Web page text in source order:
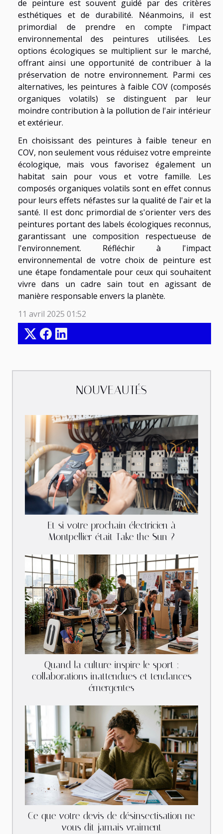
NOUVEAUTÉS
Et si votre prochain électricien à
Montpellier était Take the Sun ?
Quand la culture inspire le sport :
collaborations inattendues et tendances
émergentes
Ce que votre devis de désinsectisation ne
vous dit jamais vraiment
de peinture est souvent guidé par des critères
esthétiques et de durabilité. Néanmoins, il est
primordial de prendre en compte l'impact
environnemental des peintures utilisées. Les
options écologiques se multiplient sur le marché,
offrant ainsi une opportunité de contribuer à la
préservation de notre environnement. Parmi ces
alternatives, les peintures à faible COV (composés
organiques volatils) se distinguent par leur
moindre contribution à la pollution de l'air intérieur
et extérieur.
En choisissant des peintures à faible teneur en
COV, non seulement vous réduisez votre empreinte
écologique, mais vous favorisez également un
habitat sain pour vous et votre famille. Les
composés organiques volatils sont en effet connus
pour leurs effets néfastes sur la qualité de l'air et la
santé. Il est donc primordial de s'orienter vers des
peintures portant des labels écologiques reconnus,
garantissant une composition respectueuse de
l'environnement. Réfléchir à l'impact
environnemental de votre choix de peinture est
une étape fondamentale pour ceux qui souhaitent
vivre dans un cadre sain tout en agissant de
manière responsable envers la planète.
11 avril 2025 01:52